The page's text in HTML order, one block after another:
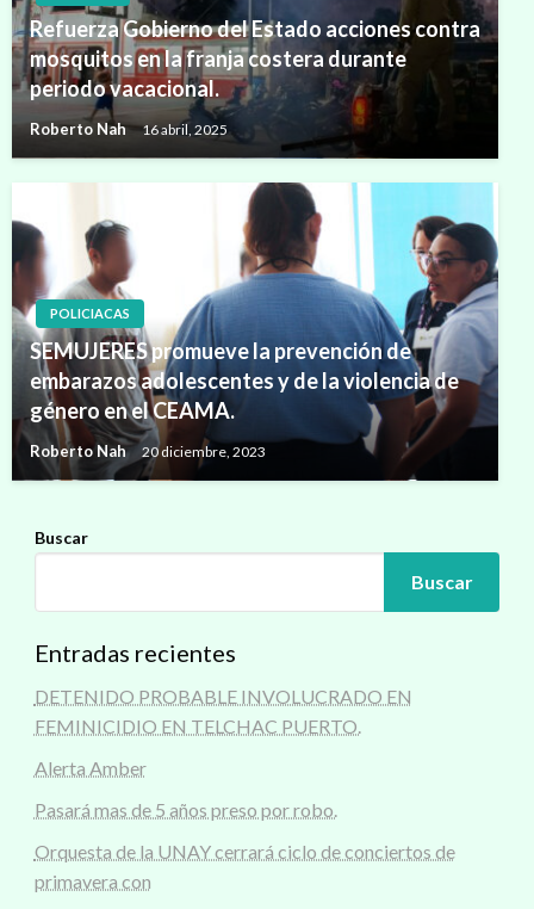
Refuerza Gobierno del Estado acciones contra
mosquitos en la franja costera durante
periodo vacacional.
Roberto Nah 16 abril, 2025
POLICIACAS
SEMUJERES promueve la prevención de
embarazos adolescentes y de la violencia de
género en el CEAMA.
Roberto Nah 20 diciembre, 2023
Buscar
Buscar
Entradas recientes
DETENIDO PROBABLE INVOLUCRADO EN
FEMINICIDIO EN TELCHAC PUERTO.
Alerta Amber
Pasará mas de 5 años preso por robo.
Orquesta de la UNAY cerrará ciclo de conciertos de
primavera con